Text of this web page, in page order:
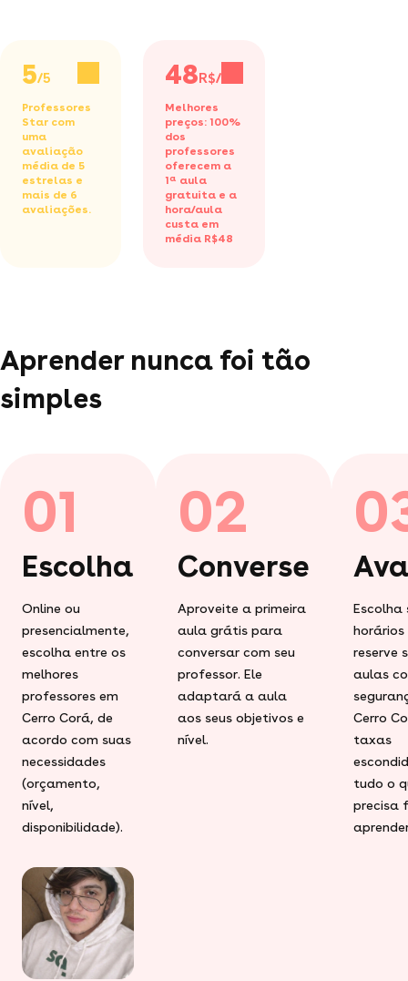
5/5
Professores
Star com
uma
avaliação
média de 5
estrelas e
mais de 6
avaliações.
48R$/h
Melhores
preços: 100%
dos
professores
oferecem a
1ª aula
gratuita e a
hora/aula
custa em
média R$48
Aprender nunca foi tão
simples
01
Escolha
Online ou
presencialmente,
escolha entre os
melhores
professores em
Cerro Corá, de
acordo com suas
necessidades
(orçamento,
nível,
disponibilidade).
02
Converse
Aproveite a primeira
aula grátis para
conversar com seu
professor. Ele
adaptará a aula
aos seus objetivos e
nível.
Escolha
horários
reserve
aulas
Cerro
taxas
tudo o
precisa